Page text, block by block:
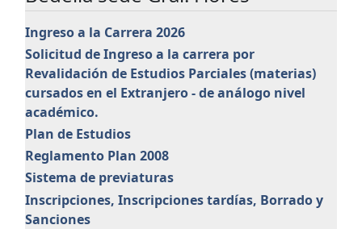
Ingreso a la Carrera 2026
Solicitud de Ingreso a la carrera por
Revalidación de Estudios Parciales (materias)
cursados en el Extranjero - de análogo nivel
académico.
Plan de Estudios
Reglamento Plan 2008
Sistema de previaturas
Inscripciones, Inscripciones tardías, Borrado y
Sanciones